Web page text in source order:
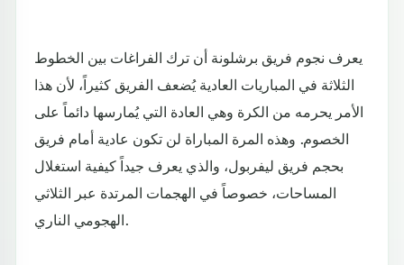
يعرف نجوم فريق برشلونة أن ترك الفراغات بين الخطوط
الثلاثة في المباريات العادية يُضعف الفريق كثيراً، لأن هذا
الأمر يحرمه من الكرة وهي العادة التي يُمارسها دائماً على
الخصوم. وهذه المرة المباراة لن تكون عادية أمام فريق
بحجم فريق ليفربول، والذي يعرف جيداً كيفية استغلال
المساحات، خصوصاً في الهجمات المرتدة عبر الثلاثي
الهجومي الناري.